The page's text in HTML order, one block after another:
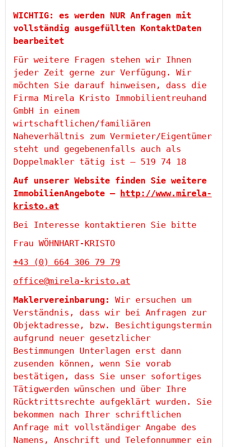
WICHTIG: es werden NUR Anfragen mit
vollständig ausgefüllten KontaktDaten
bearbeitet
Für weitere Fragen stehen wir Ihnen
jeder Zeit gerne zur Verfügung. Wir
möchten Sie darauf hinweisen, dass die
Firma Mirela Kristo Immobilientreuhand
GmbH in einem
wirtschaftlichen/familiären
Naheverhältnis zum Vermieter/Eigentümer
steht und gegebenenfalls auch als
Doppelmakler tätig ist – 519 74 18
Auf unserer Website finden Sie weitere
ImmobilienAngebote – http://www.mirela-
kristo.at
Bei Interesse kontaktieren Sie bitte
Frau WÖHNHART-KRISTO
+43 (0) 664 306 79 79
office@mirela-kristo.at
Maklervereinbarung: Wir ersuchen um
Verständnis, dass wir bei Anfragen zur
Objektadresse, bzw. Besichtigungstermin
aufgrund neuer gesetzlicher
Bestimmungen Unterlagen erst dann
zusenden können, wenn Sie vorab
bestätigen, dass Sie unser sofortiges
Tätigwerden wünschen und über Ihre
Rücktrittsrechte aufgeklärt wurden. Sie
bekommen nach Ihrer schriftlichen
Anfrage mit vollständiger Angabe des
Namens, Anschrift und Telefonnummer ein